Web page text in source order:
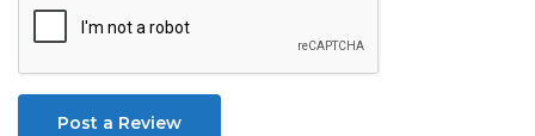
Post a Review